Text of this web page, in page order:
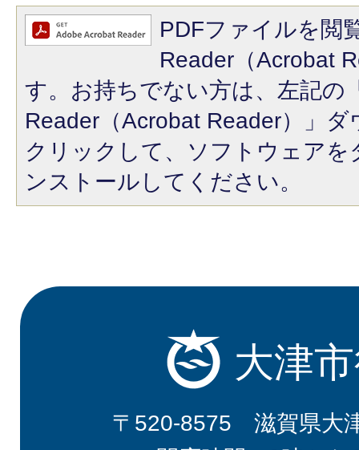
PDFファイルを閲
Reader（Acrobat
す。お持ちでない方は、左記の
Reader（Acrobat Reader）」
クリックして、ソフトウェア
ンストールしてください。
大津
〒520-8575 滋賀県大